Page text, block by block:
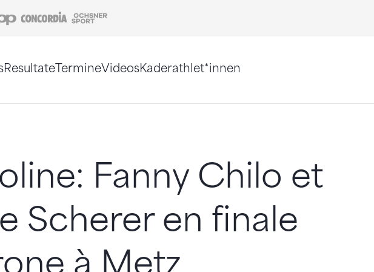
Coop Concordia
ResultateTermineVideosKaderathlet*innen
Fanny Chilo et
Scherer en finale
à Metz